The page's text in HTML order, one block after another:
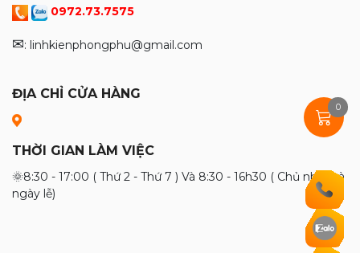
0972.73.7575
✉: linhkienphongphu@gmail.com
ĐỊA CHỈ CỬA HÀNG
THỜI GIAN LÀM VIỆC
🌞8:30 - 17:00 ( Thứ 2 - Thứ 7 ) Và 8:30 - 16h30 ( Chủ nhật và
ngày lễ)
0